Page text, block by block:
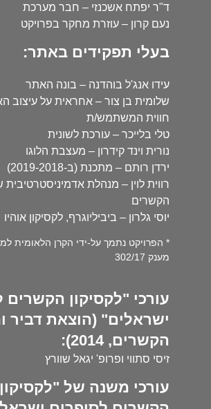
ד"ר יפתח אשכנזי – חבר מערכת
נעם קרון – עוזרת מחקר בפרויקט
בעלי תפקידים באתר:
עידו אנג'ל בוהדנה – בונה האתר
שלומית בן צור – אחראית על עיצוב
חווית המשתמש/ת
טלי בלייכר – עורכת לשונית
נורית וינד קידרון – מעצבת הלוגו
ירדן רותם – מתכנת (ב-2019-2018)
רווית לוין – מנהלת אדמיניסטרטיבית
הקשרים
יוסי גלרון – ביביליוגרף, לקסיקון אוהיו
* הפרויקט נתמך על-ידי הקרן הלאומית
מענק 302/17
עורכי "לקסיקון הקשרים
ישראלים" (הוצאת דביר
הקשרים, 2014):
זיסי סתווי ופרופ' יגאל שוורץ
עורכי משנה של "לקסיקון